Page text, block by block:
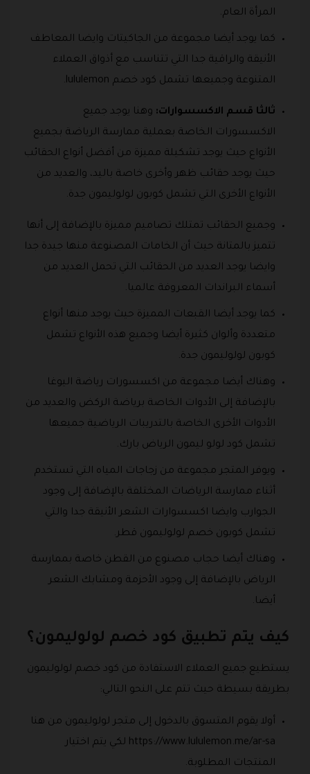
المرأة العام.
كما يوجد أيضا مجموعة من الجاكيتات وايضا المعاطف
الأنيقة والراقية جدا التي تتناسب مع أذواق العملاء
المتنوعة وجميعها تشمل كود خصم lululemon.
ثالثا قسم الاكسسوارات: وهنا يوجد جميع
الاكسسورات الخاصة بعملية ممارسة الرياضة بجميع
الأنواع حيث يوجد تشكيلة مميزة من أفضل أنواع الحقائب
حيث يوجد حقائب ظهر وأخرى خاصة باليد، والعديد من
الأنواع الأخرى التي تشمل كوبون لولوليمون جدة.
وجميع الحقائب تمتلك تصاميم مميزة بالإضافة إلى أنها
تتميز بالمتانة حيث أن الخامات المصنوعة منها جيدة جدا
وايضا يوجد العديد من الحقائب التي تحمل العديد من
أسماء البراندات المعروفة عالميا.
كما يوجد أيضا القبعات المميزة حيث يوجد منها أنواع
متعددة وألوان كثيرة أيضا وجميع هذه الأنواع تشمل
كوبون لولوليمون جدة.
وهناك أيضا مجموعة من اكسسورات رياضة اليوغا
بالإضافة إلى الأدوات الخاصة برياضة الركض والعديد من
الأدوات الأخرى الخاصة بالتدريبات الرياضية جميعها
تشمل كود لولو ليمون الرياض بارك.
ويوفر المتجر مجموعة من زجاجات المياه التي تستخدم
أثناء ممارسة الرياضات المختلفة بالإضافة إلى وجود
الجوارب وايضا اكسسوارات الشعر الأنيقة جدا والتي
تشمل كوبون خصم لولوليمون قطر.
وهناك أيضا حجاب مصنوع من القطن خاصة بممارسة
الرياض بالإضافة إلى وجود الأحزمة ومشابك الشعر
أيضا.
كيف يتم تطبيق كود خصم لولوليمون؟
يستطيع جميع العملاء الاستفادة من كود خصم لولوليمون
بطريقة بسيطة حيث تتم على النحو التالي:
أولا يقوم المتسوق بالدخول إلى متجر لولوليمون من هنا
https://www.lululemon.me/ar-sa لكي يتم اختيار
المنتجات المطلوبة.